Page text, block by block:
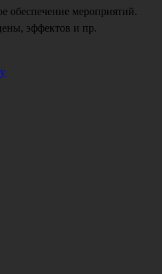
обеспечение мероприятий.
эффектов и пр.